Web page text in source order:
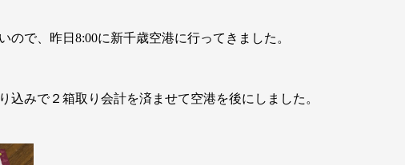
ので、昨日8:00に新千歳空港に行ってきました。
みで２箱取り会計を済ませて空港を後にしました。